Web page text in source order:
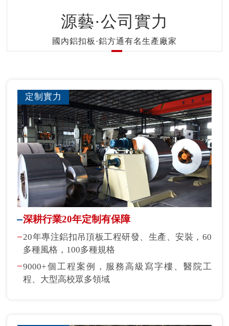
源藝·公司實力
國內鋁扣板·鋁方通有名生產廠家
定制實力
深耕行業20年定制有保障
20年專注鋁扣吊頂板工程研發、生產、安裝，60
多種風格，100多種規格
9000+個工程案例，服務高級寫字樓、醫院工
程、大型高校眾多領域